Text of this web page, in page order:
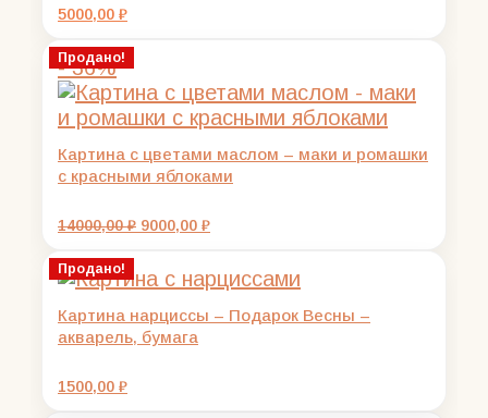
5000,00 ₽
Продано!
- 36%
Картина с цветами маслом – маки и ромашки
с красными яблоками
14000,00₽ Первоначальная
14000,00 ₽.
9000,00 ₽Текущая
Продано!
Картина нарциссы – Подарок Весны –
акварель, бумага
1500,00 ₽